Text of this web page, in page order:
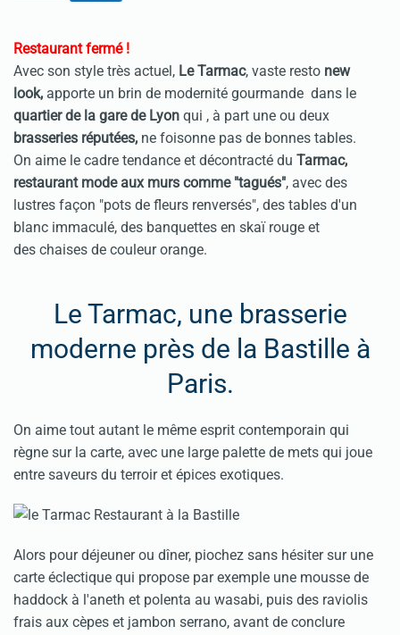
Restaurant fermé !
Avec son style très actuel, Le Tarmac, vaste resto new
look, apporte un brin de modernité gourmande dans le
quartier de la gare de Lyon qui , à part une ou deux
brasseries réputées, ne foisonne pas de bonnes tables.
On aime le cadre tendance et décontracté du Tarmac,
restaurant mode aux murs comme "tagués", avec des
lustres façon "pots de fleurs renversés", des tables d'un
blanc immaculé, des banquettes en skaï rouge et
des chaises de couleur orange.
Le Tarmac, une brasserie
moderne près de la Bastille à
Paris.
On aime tout autant le même esprit contemporain qui
règne sur la carte, avec une large palette de mets qui joue
entre saveurs du terroir et épices exotiques.
Alors pour déjeuner ou dîner, piochez sans hésiter sur une
carte éclectique qui propose par exemple une mousse de
haddock à l'aneth et polenta au wasabi, puis des raviolis
frais aux cèpes et jambon serrano, avant de conclure